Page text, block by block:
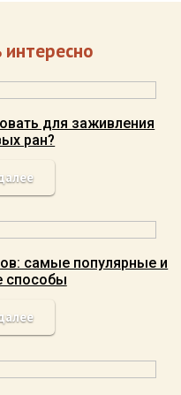
для заживления
ран?
самые популярные и
способы